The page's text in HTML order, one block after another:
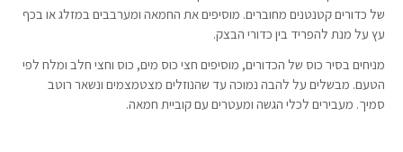
של כדורים קטנטנים מחוברים. מוסיפים את החמאה ומערבבים במזלג או בכף
עץ על מנת להפריד בין כדורי הבצק.
מניחים בסיר כוס של הכדורים, מוסיפים חצי כוס מים, כוס וחצי חלב ומלח לפי
הטעם. מבשלים על להבה נמוכה עד שהנוזלים מצטמצמים ונשאר רוטב
סמיך. מעבירים לכלי הגשה ומעטרים עם קוביית חמאה.